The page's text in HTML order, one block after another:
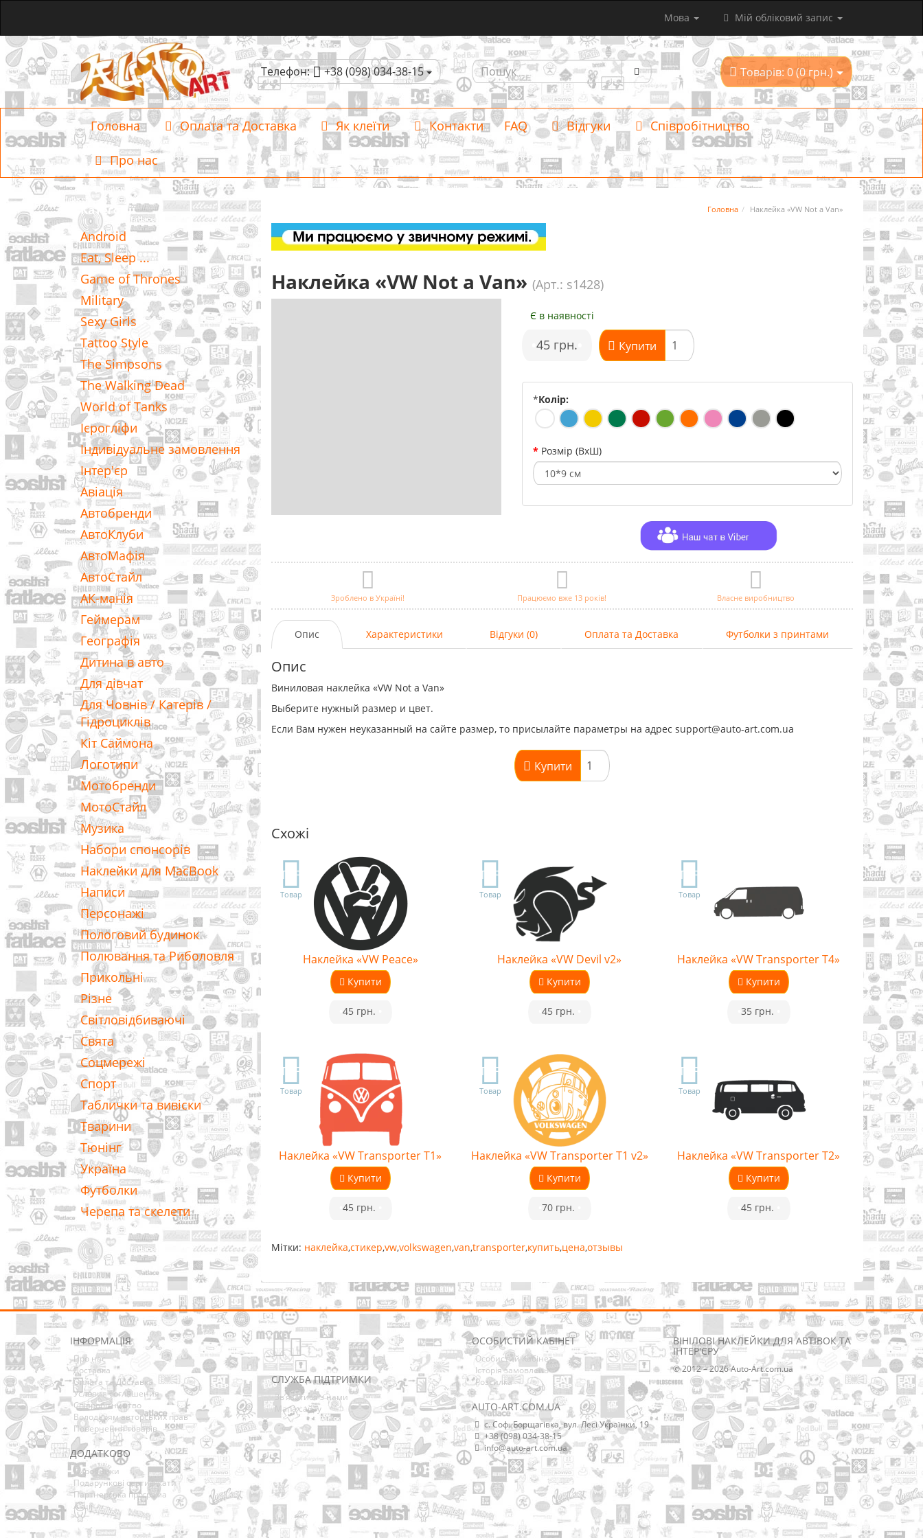
Мова Мій обліковий запис
Телефон: +38 (098) 034-38-15 Товарів: 0 (0 грн.)
Головна Оплата та Доставка Як клеїти Контакти FAQ Відгуки Співробітництво
Про нас
Категорії
Android
Eat, Sleep ...
Game of Thrones
Military
Sexy Girls
Tattoo Style
The Simpsons
The Walking Dead
World of Tanks
Ієрогліфи
Індивідуальне замовлення
Інтер'єр
Авіація
Автобренди
АвтоКлуби
АвтоМафія
АвтоСтайл
АК-манія
Геймерам
Географія
Дитина в авто
Для дівчат
Для Човнів / Катерів /
Гідроциклів
Кіт Саймона
Логотипи
Мотобренди
МотоСтайл
Музика
Набори спонсорів
Наклейки для MacBook
Написи
Персонажі
Пологовий будинок
Полювання та Риболовля
Прикольні
Різне
Світловідбиваючі
Свята
Соцмережі
Спорт
Таблички та вивіски
Тварини
Тюнінг
Україна
Футболки
Черепа та скелети
Головна Наклейка «VW Not a Van»
Наклейка «VW Not a Van» (Арт.: s1428)
Є в наявності
•45 грн. Купити
*Колір:
Розмір (ВхШ)
Зроблено в Україні! Працюємо вже 13 років! Власне виробництво
Опис Характеристики Відгуки (0) Оплата та Доставка Футболки з принтами
Опис
Виниловая наклейка «VW Not a Van»
Выберите нужный размер и цвет.
Если Вам нужен неуказанный на сайте размер, то присылайте параметры на адрес support@auto-art.com.ua
Купити
Схожі
TOP
Товар
Наклейка «VW Peace»
Купити
45 грн.
TOP
Товар
Наклейка «VW Devil v2»
Купити
45 грн.
TOP
Товар
Наклейка «VW Transporter T4»
Купити
35 грн.
TOP
Товар
Наклейка «VW Transporter T1»
Купити
45 грн.
TOP
Товар
Наклейка «VW Transporter T1 v2»
Купити
70 грн.
TOP
Товар
Наклейка «VW Transporter T2»
Купити
45 грн.
Мітки: наклейка,стикер,vw,volkswagen,van,transporter,купить,цена,отзывы
ІНФОРМАЦІЯ
Про нас
Доставка
Оплата та Доставка
Условия соглашения
Співробітництво
Володарям авторських прав
Повернення товарів
ДОДАТКОВО
Виробники
Подарункові сертифікати
Партнерська програма
Акції
СЛУЖБА ПІДТРИМКИ
Зв’язатися з нами
Мапа сайту
ОСОБИСТИЙ КАБІНЕТ
Особистий Кабінет
Історія замовлень
Розсилка
AUTO-ART.COM.UA
с. Соф. Борщагівка, вул. Лесі Українки, 19
+38 (098) 034-38-15
info@auto-art.com.ua
ВІНІЛОВІ НАКЛЕЙКИ ДЛЯ АВТІВОК ТА
ІНТЕР'ЄРУ
© 2012 – 2026 Auto-Art.com.ua